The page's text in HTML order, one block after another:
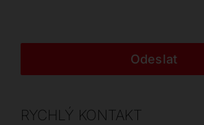
Odeslat
RYCHLÝ KONTAKT